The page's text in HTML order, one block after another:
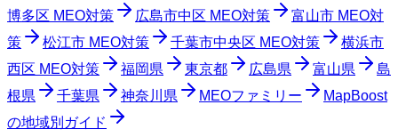
博多区 MEO対策
広島市中区 MEO対策
富山市 MEO対
策
松江市 MEO対策 千葉市中央区 MEO対策
横浜市
西区 MEO対策
福岡県 東京都 広島県 富山県
島
根県
千葉県 神奈川県 MEOファミリー
MapBoost
の地域別ガイド